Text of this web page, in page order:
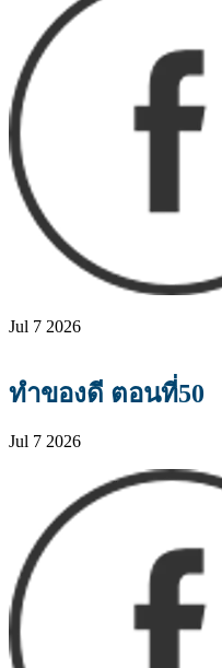
Jul 7 2026
ทำของดี ตอนที่50
Jul 7 2026